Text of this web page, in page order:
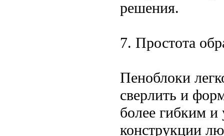
решения.
7. Простота
Пеноблоки
сверлить и
более гибким и
конструкции